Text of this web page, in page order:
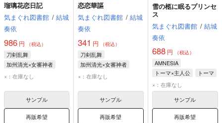
瑠璃花恋日記
気まぐれ図書館 / 結城
奏依
986 円 （税込）
刀剣乱舞
加州清光×女審神者
加州清光
×：在庫なし
サンプル
再販希望
恋恋華謳
気まぐれ図書館 / 結城
奏依
341 円 （税込）
刀剣乱舞
加州清光×女審神者
加州清光
×：在庫なし
サンプル
再販希望
雪の柩に眠るプリンセ
ス
気まぐれ図書館 / 結城
奏依
688円 （税込）
AMNESIA
トーマ×主人公
トーマ
主人公
×：在庫なし
サンプル
再販希望